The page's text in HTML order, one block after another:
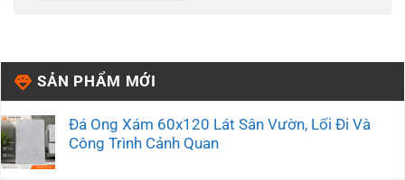
SẢN PHẨM MỚI
Đá Ong Xám 60x120 Lát Sân Vườn, Lối Đi Và
Công Trình Cảnh Quan